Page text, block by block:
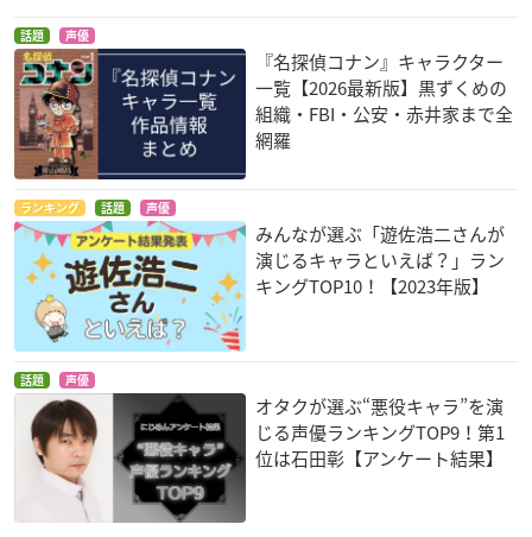
話題 声優
『名探偵コナン』キャラクター
一覧【2026最新版】黒ずくめの
組織・FBI・公安・赤井家まで全
網羅
ランキング 話題 声優
みんなが選ぶ「遊佐浩二さんが
演じるキャラといえば？」ラン
キングTOP10！【2023年版】
話題 声優
オタクが選ぶ“悪役キャラ”を演
じる声優ランキングTOP9！第1
位は石田彰【アンケート結果】